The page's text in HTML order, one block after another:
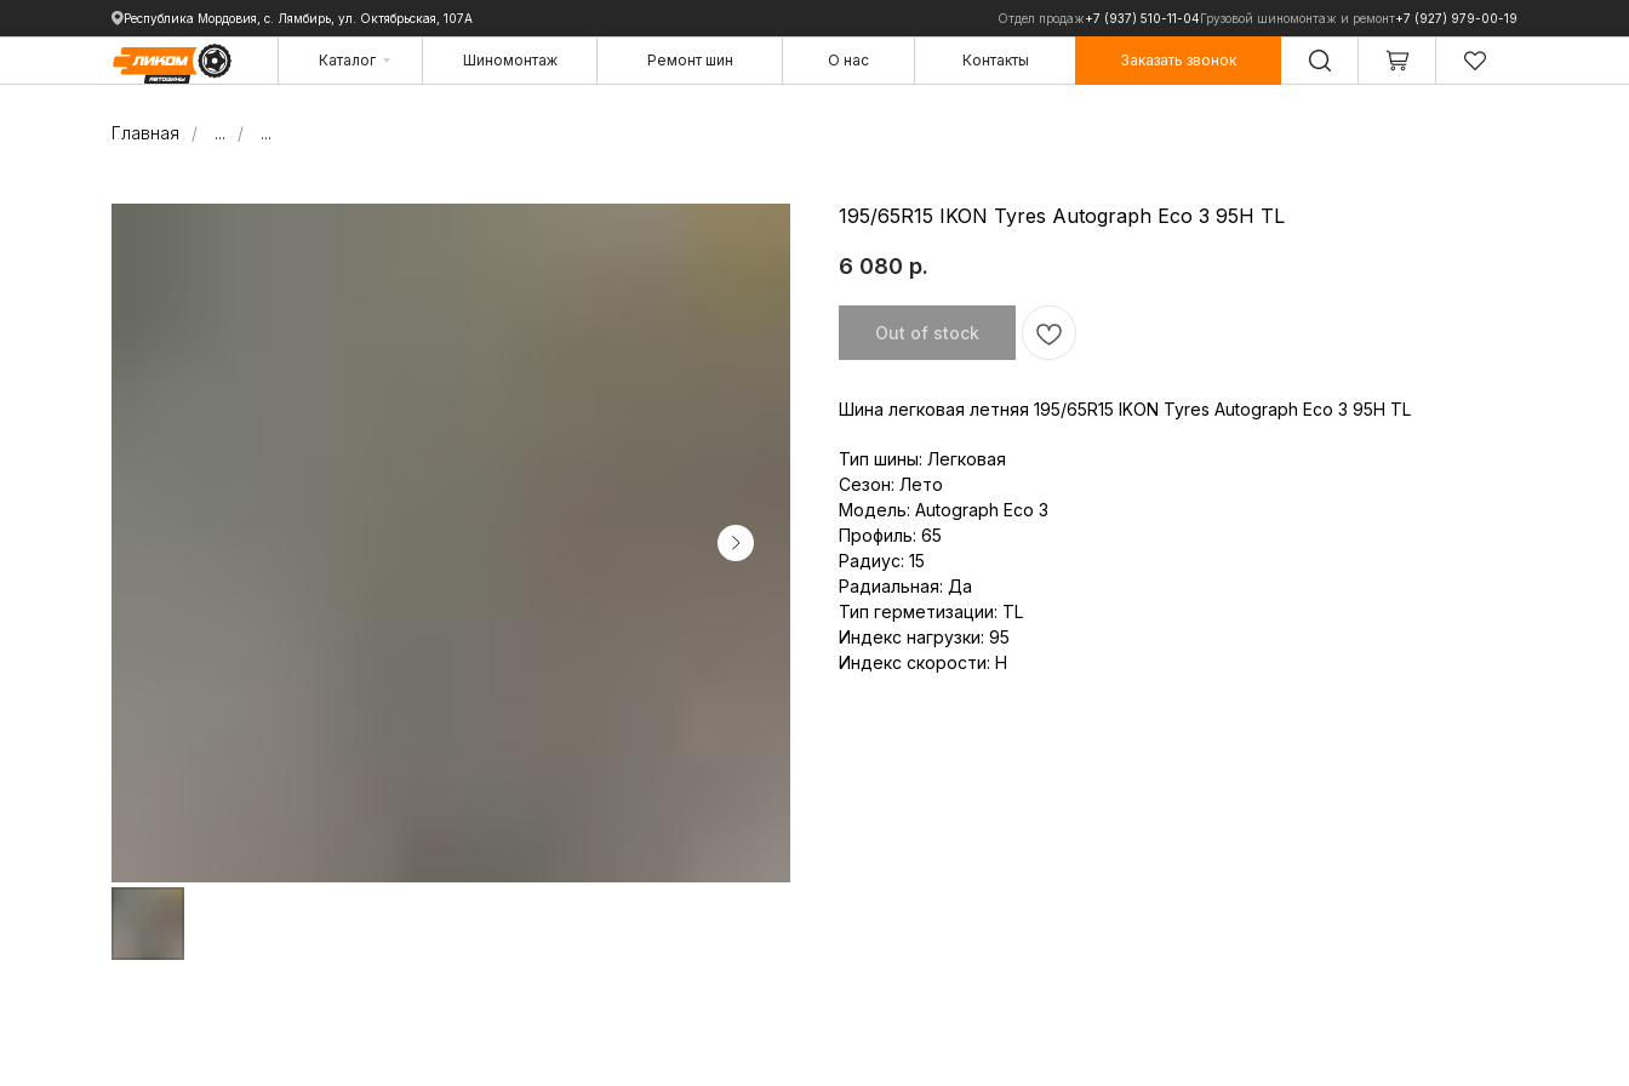
Республика Мордовия, с. Лямбирь, ул. Октябрьская, 107А Отдел продаж+7 (937) 510-11-04Грузовой шиномонтаж и ремонт+7 (927) 979-00-19
Контакты
О нас
Ремонт шин
Шиномонтаж Заказать звонок
Каталог
Контакты
Шиномонтаж Заказать звонок
Каталог
Главная / ... / ...
195/65R15 IKON Tyres Autograph Eco 3 95H TL
6 080 р.
Out of stock
Шина легковая летняя 195/65R15 IKON Tyres Autograph Eco 3 95H TL
Тип шины: Легковая
Сезон: Лето
Модель: Autograph Eco 3
Профиль: 65
Радиус: 15
Радиальная: Да
Тип герметизации: TL
Индекс нагрузки: 95
Индекс скорости: H